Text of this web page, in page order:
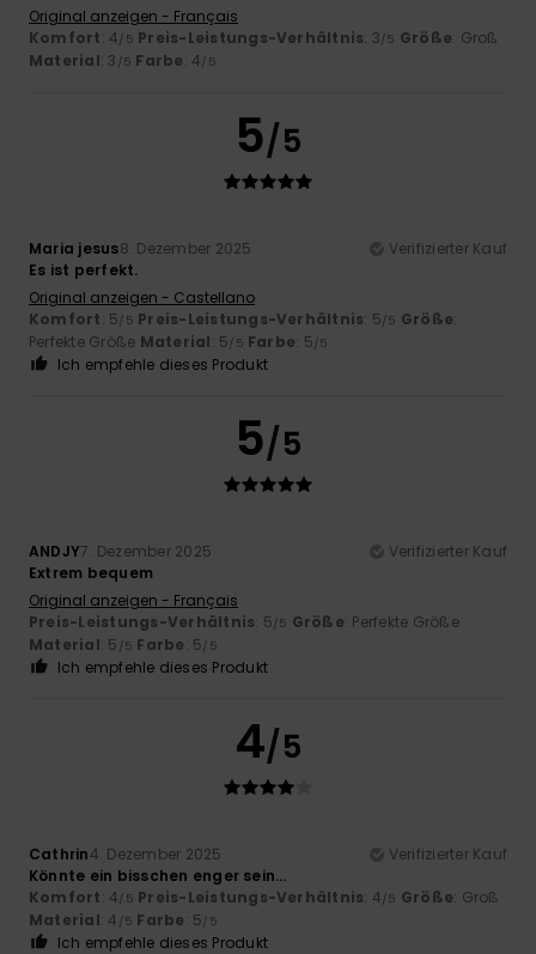
Original anzeigen - Français
Komfort: 4/5 Preis-Leistungs-Verhältnis: 3/5 Größe: Groß
Material: 3 /5 Farbe: 4/5
5/5
Maria jesus8. Dezember 2025
Verifizierter Kauf
Es ist perfekt.
Original anzeigen - Castellano
Komfort: 5/5 Preis-Leistungs-Verhältnis: 5/5 Größe:
Perfekte Größe Material: 5/5 Farbe: 5/5
Ich empfehle dieses Produkt
5/5
ANDJY7. Dezember 2025
Verifizierter Kauf
Extrem bequem
Original anzeigen - Français
Preis-Leistungs-Verhältnis: 5/5 Größe: Perfekte Größe
Material: 5 /5 Farbe: 5/5
Ich empfehle dieses Produkt
4/5
Cathrin4. Dezember 2025
Verifizierter Kauf
Könnte ein bisschen enger sein…
Komfort: 4/5 Preis-Leistungs-Verhältnis: 4/5 Größe: Groß
Material: 4 /5 Farbe: 5/5
Ich empfehle dieses Produkt